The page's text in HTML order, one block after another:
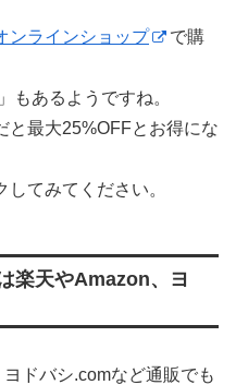
ンラインショップ
で購
もあるようですね。
と最大25%OFFとお得にな
てみてください。
楽天やAmazon、ヨ
ドバシ.comなど通販でも